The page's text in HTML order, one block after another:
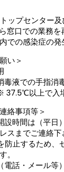
ップセンター
窓口での業務
での感染症の
い＞
液での手指消
以上で入
絡事項等＞
時間は（平日
スまでご連絡下
止するため、
。
話・メール等